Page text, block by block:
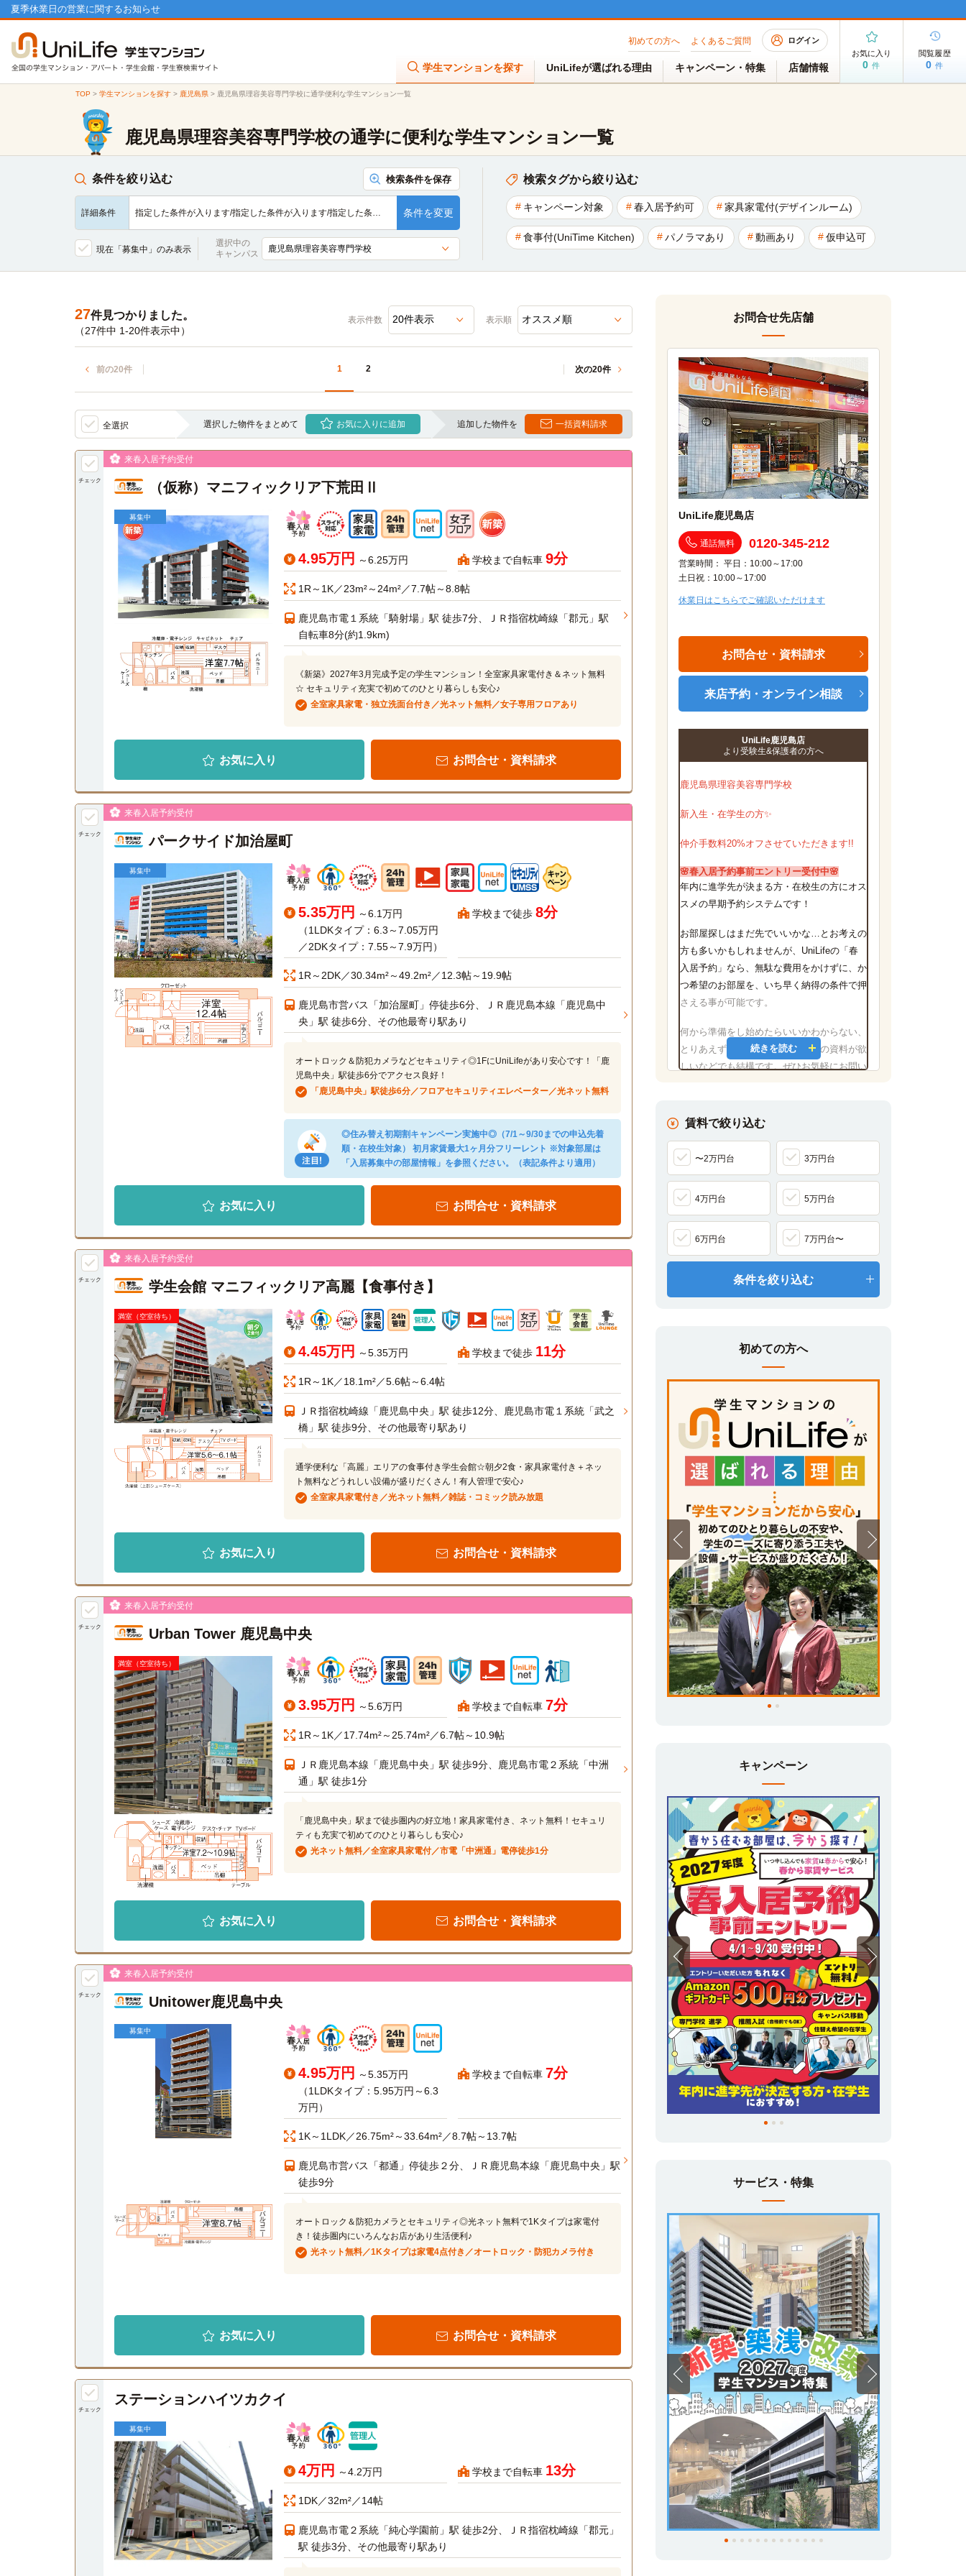
夏季休業日の営業に関するお知らせ
初めての方へ よくあるご質問 ログイン
学生マンションを探す UniLifeが選ばれる理由 キャンペーン・特集 店舗情報
お気に入り
0 件
閲覧履歴
0 件
TOP > 学生マンションを探す> 鹿児島県> 鹿児島県理容美容専門学校に通学便利な学生マンション一覧
鹿児島県理容美容専門学校の通学に便利な学生マンション一覧
条件を絞り込む 検索条件を保存
詳細条件 指定した条件が入ります/指定した条件が入ります/指定した条… 条件を変更
現在「募集中」のみ表示
選択中の
キャンパス
検索タグから絞り込む
キャンペーン対象 春入居予約可 家具家電付(デザインルーム)
食事付(UniTime Kitchen) パノラマあり 動画あり 仮申込可
27件見つかりました。
（27件中 1-20件表示中）
表示件数 表示順
前の20件 1 2 次の20件
全選択 選択した物件をまとめて お気に入りに追加 追加した物件を 一括資料請求
チェック
来春入居予約受付
（仮称）マニフィックリア下荒田Ⅱ
募集中
4.95万円 ～6.25万円 学校まで自転車 9分
1R～1K／23m²～24m²／7.7帖～8.8帖
鹿児島市電１系統「騎射場」駅 徒歩7分、ＪＲ指宿枕崎線「郡元」駅
自転車8分(約1.9km)
《新築》2027年3月完成予定の学生マンション！全室家具家電付き＆ネット無料
☆ セキュリティ充実で初めてのひとり暮らしも安心♪
全室家具家電・独立洗面台付き／光ネット無料／女子専用フロアあり
お気に入り お問合せ・資料請求
チェック
来春入居予約受付
パークサイド加治屋町
募集中
5.35万円
～6.1万円
（1LDKタイプ：6.3～7.05万円
／2DKタイプ：7.55～7.9万円）
学校まで徒歩 8分
1R～2DK／30.34m²～49.2m²／12.3帖～19.9帖
鹿児島市営バス「加治屋町」停徒歩6分、ＪＲ鹿児島本線「鹿児島中
央」駅 徒歩6分、その他最寄り駅あり
オートロック＆防犯カメラなどセキュリティ◎1FにUniLifeがあり安心です！「鹿
児島中央」駅徒歩6分でアクセス良好！
「鹿児島中央」駅徒歩6分／フロアセキュリティエレベーター／光ネット無料
◎住み替え初期割キャンペーン実施中◎（7/1～9/30までの申込先着
順・在校生対象） 初月家賃最大1ヶ月分フリーレント ※対象部屋は
「入居募集中の部屋情報」を参照ください。（表記条件より適用）
お気に入り お問合せ・資料請求
チェック
来春入居予約受付
学生会館 マニフィックリア高麗【食事付き】
満室（空室待ち）
4.45万円 ～5.35万円 学校まで徒歩 11分
1R～1K／18.1m²／5.6帖～6.4帖
ＪＲ指宿枕崎線「鹿児島中央」駅 徒歩12分、鹿児島市電１系統「武之
橋」駅 徒歩9分、その他最寄り駅あり
通学便利な「高麗」エリアの食事付き学生会館☆朝夕2食・家具家電付き＋ネッ
ト無料などうれしい設備が盛りだくさん！有人管理で安心♪
全室家具家電付き／光ネット無料／雑誌・コミック読み放題
お気に入り お問合せ・資料請求
チェック
来春入居予約受付
Urban Tower 鹿児島中央
満室（空室待ち）
3.95万円 ～5.6万円 学校まで自転車 7分
1R～1K／17.74m²～25.74m²／6.7帖～10.9帖
ＪＲ鹿児島本線「鹿児島中央」駅 徒歩9分、鹿児島市電２系統「中洲
通」駅 徒歩1分
「鹿児島中央」駅まで徒歩圏内の好立地！家具家電付き、ネット無料！セキュリ
ティも充実で初めてのひとり暮らしも安心♪
光ネット無料／全室家具家電付／市電「中洲通」電停徒歩1分
お気に入り お問合せ・資料請求
チェック
来春入居予約受付
Unitower鹿児島中央
募集中
4.95万円
～5.35万円
（1LDKタイプ：5.95万円～6.3
万円）
学校まで自転車 7分
1K～1LDK／26.75m²～33.64m²／8.7帖～13.7帖
鹿児島市営バス「都通」停徒歩２分、ＪＲ鹿児島本線「鹿児島中央」駅
徒歩9分
オートロック＆防犯カメラとセキュリティ◎光ネット無料で1Kタイプは家電付
き！徒歩圏内にいろんなお店があり生活便利♪
光ネット無料／1Kタイプは家電4点付き／オートロック・防犯カメラ付き
お気に入り お問合せ・資料請求
チェック
ステーションハイツカクイ
募集中
4万円 ～4.2万円 学校まで自転車 13分
1DK／32m²／14帖
鹿児島市電２系統「純心学園前」駅 徒歩2分、ＪＲ指宿枕崎線「郡元」
駅 徒歩3分、その他最寄り駅あり
お問合せ先店舗
UniLife鹿児島店
通話無料 0120-345-212
営業時間： 平日：10:00～17:00
土日祝：10:00～17:00
休業日はこちらでご確認いただけます
お問合せ・資料請求
来店予約・オンライン相談
UniLife鹿児島店
より受験生&保護者の方へ
鹿児島県理容美容専門学校
新入生・在学生の方✨
仲介手数料20%オフさせていただきます!!
🌸春入居予約事前エントリー受付中🌸
年内に進学先が決まる方・在校生の方にオス
スメの早期予約システムです！
お部屋探しはまだ先でいいかな…とお考えの
方も多いかもしれませんが、UniLifeの「春
入居予約」なら、無駄な費用をかけずに、か
つ希望のお部屋を、いち早く納得の条件で押
さえる事が可能です。
何から準備をし始めたらいいかわからない、
とりあえずオススメのマンションの資料が欲
しいなどでも結構です。ぜひお気軽にお問い
※申し込み店舗は「鹿児島店」をご入力くだ
さい。
続きを読む
賃料で絞り込む
〜2万円台 3万円台
4万円台 5万円台
6万円台 7万円台〜
条件を絞り込む
初めての方へ
キャンペーン
サービス・特集